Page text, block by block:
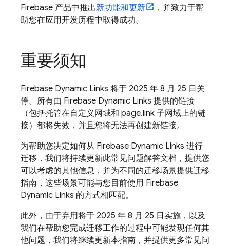
Firebase 产品中推出新功能和更新
，并致力于帮
助您在应用开发历程中取得成功。
重要须知
Firebase Dynamic Links 将于 2025 年 8 月 25 日关
停。所有由 Firebase Dynamic Links 提供的链接
（包括托管在自定义网域和 page.link 子网域上的链
接）都将失效，并且您将无法再创建新链接。
为帮助您决定如何从 Firebase Dynamic Links 进行
迁移，我们将持续更新此常见问题解答文档，提供您
可以考虑的其他信息，并为不同的迁移场景提供迁移
指南，这些场景可能与您目前使用 Firebase
Dynamic Links 的方式相匹配。
此外，由于弃用将于 2025 年 8 月 25 日实施，以及
我们在帮助您完成迁移工作的过程中可能发现任何其
他问题，我们将继续更新本指南，并提供更多常见问